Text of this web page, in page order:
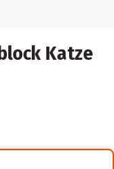
Katze